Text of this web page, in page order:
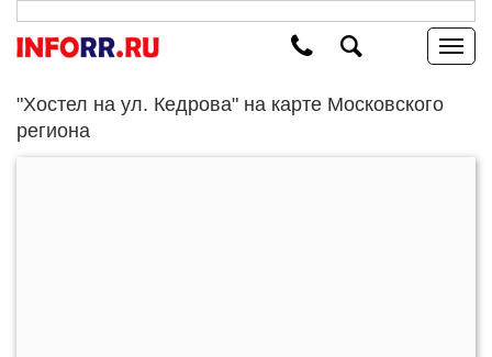
"Хостел на ул. Кедрова" на карте Московского
региона